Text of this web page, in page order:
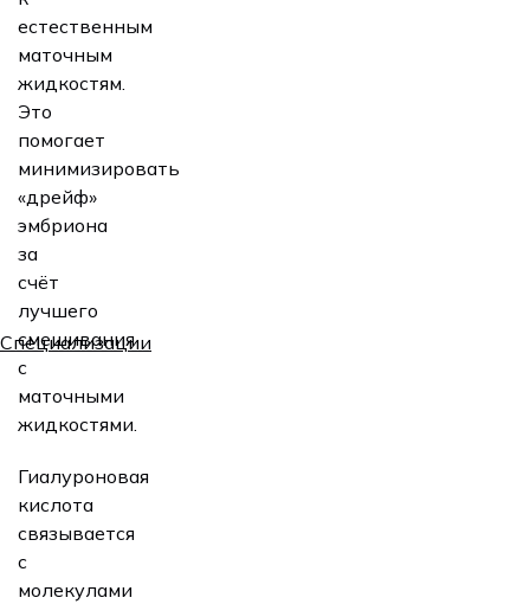
Специализации
естественным
маточным
жидкостям.
Это
помогает
минимизировать
«дрейф»
эмбриона
за
счёт
лучшего
смешивания
с
маточными
жидкостями.
Гиалуроновая
кислота
связывается
с
молекулами